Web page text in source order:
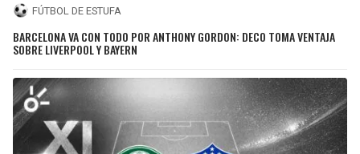
FÚTBOL DE ESTUFA
BARCELONA VA CON TODO POR ANTHONY GORDON: DECO TOMA VENTAJA
SOBRE LIVERPOOL Y BAYERN